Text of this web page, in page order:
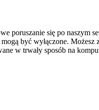
poruszanie się po
być wyłączone.
w trwały sposób na